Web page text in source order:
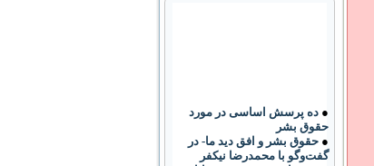
● ده پرسش اساسی در مورد
حقوق بشر
● حقوق بشر و افق دید ما- در
گفت‌وگو با محمدرضا نیکفر